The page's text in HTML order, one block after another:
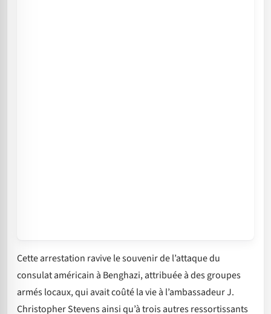
Cette arrestation ravive le souvenir de l’attaque du
consulat américain à Benghazi, attribuée à des groupes
armés locaux, qui avait coûté la vie à l’ambassadeur J.
Christopher Stevens ainsi qu’à trois autres ressortissants